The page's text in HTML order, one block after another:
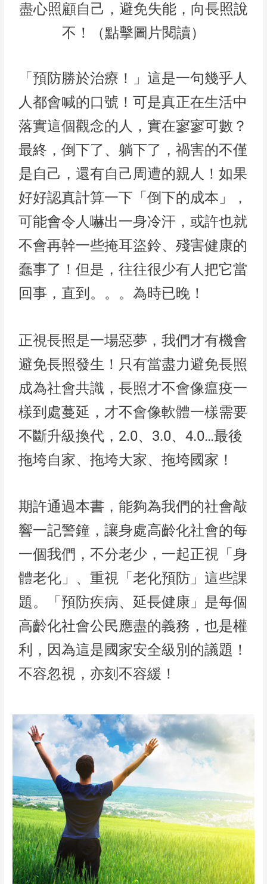
盡心照顧自己，避免失能，向長照說
不！（點擊圖片閱讀）
「預防勝於治療！」這是一句幾乎人
人都會喊的口號！可是真正在生活中
落實這個觀念的人，實在寥寥可數？
最終，倒下了、躺下了，禍害的不僅
是自己，還有自己周遭的親人！如果
好好認真計算一下「倒下的成本」，
可能會令人嚇出一身冷汗，或許也就
不會再幹一些掩耳盜鈴、殘害健康的
蠢事了！但是，往往很少有人把它當
回事，直到。。。為時已晚！
正視長照是一場惡夢，我們才有機會
避免長照發生！只有當盡力避免長照
成為社會共識，長照才不會像瘟疫一
樣到處蔓延，才不會像軟體一樣需要
不斷升級換代，2.0、3.0、4.0…最後
拖垮自家、拖垮大家、拖垮國家！
期許通過本書，能夠為我們的社會敲
響一記警鐘，讓身處高齡化社會的每
一個我們，不分老少，一起正視「身
體老化」、重視「老化預防」這些課
題。「預防疾病、延長健康」是每個
高齡化社會公民應盡的義務，也是權
利，因為這是國家安全級別的議題！
不容忽視，亦刻不容緩！